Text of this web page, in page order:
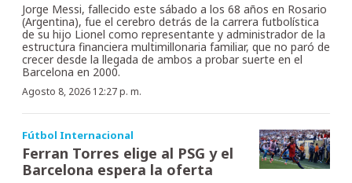
Jorge Messi, fallecido este sábado a los 68 años en Rosario
(Argentina), fue el cerebro detrás de la carrera futbolística
de su hijo Lionel como representante y administrador de la
estructura financiera multimillonaria familiar, que no paró de
crecer desde la llegada de ambos a probar suerte en el
Barcelona en 2000.
Agosto 8, 2026 12:27 p. m.
Fútbol Internacional
Ferran Torres elige al PSG y el
Barcelona espera la oferta